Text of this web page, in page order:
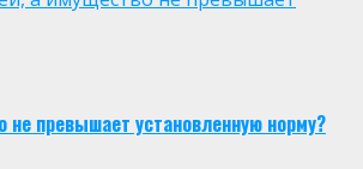
превышает установленную норму?